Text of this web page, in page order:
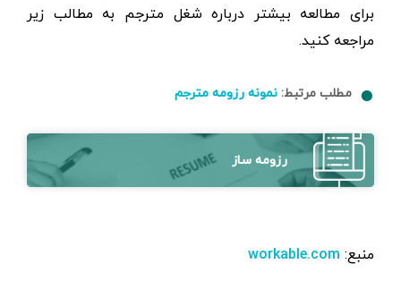
برای مطالعه بیشتر درباره شغل مترجم به مطالب زیر
مراجعه کنید.
مطلب مرتبط: نمونه رزومه مترجم
رزومه ساز
منبع: workable.com